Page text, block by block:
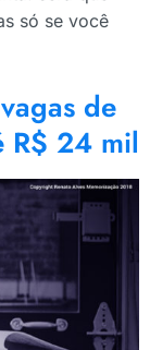
só se você
de
R$ 24 mil